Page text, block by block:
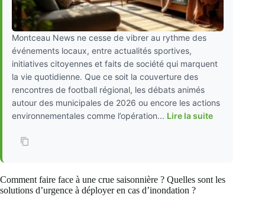
Montceau News ne cesse de vibrer au rythme des
événements locaux, entre actualités sportives,
initiatives citoyennes et faits de société qui marquent
la vie quotidienne. Que ce soit la couverture des
rencontres de football régional, les débats animés
autour des municipales de 2026 ou encore les actions
environnementales comme l’opération... Lire la suite
Comment faire face à une crue saisonnière ? Quelles sont les
solutions d’urgence à déployer en cas d’inondation ?